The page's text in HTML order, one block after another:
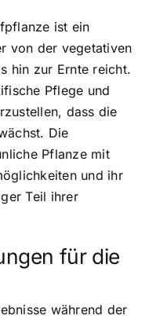
ist ein
von der vegetativen
hin zur Ernte reicht.
Pflege und
dass die
Die
Pflanze mit
und ihr
Teil ihrer
für die
während der